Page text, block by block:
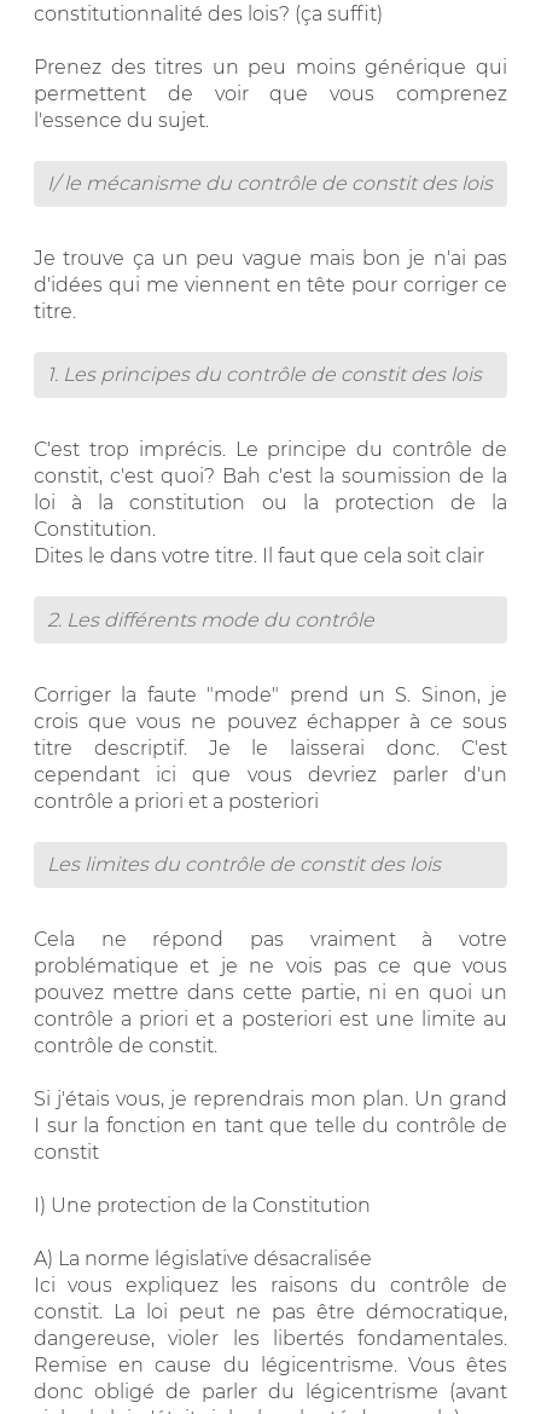
constitutionnalité des lois? (ça suffit)
Prenez des titres un peu moins générique qui
permettent de voir que vous comprenez
l'essence du sujet.
I/ le mécanisme du contrôle de constit des lois
Je trouve ça un peu vague mais bon je n'ai pas
d'idées qui me viennent en tête pour corriger ce
titre.
1. Les principes du contrôle de constit des lois
C'est trop imprécis. Le principe du contrôle de
constit, c'est quoi? Bah c'est la soumission de la
loi à la constitution ou la protection de la
Constitution.
Dites le dans votre titre. Il faut que cela soit clair
2. Les différents mode du contrôle
Corriger la faute "mode" prend un S. Sinon, je
crois que vous ne pouvez échapper à ce sous
titre descriptif. Je le laisserai donc. C'est
cependant ici que vous devriez parler d'un
contrôle a priori et a posteriori
Les limites du contrôle de constit des lois
Cela ne répond pas vraiment à votre
problématique et je ne vois pas ce que vous
pouvez mettre dans cette partie, ni en quoi un
contrôle a priori et a posteriori est une limite au
contrôle de constit.
Si j'étais vous, je reprendrais mon plan. Un grand
I sur la fonction en tant que telle du contrôle de
constit
I) Une protection de la Constitution
A) La norme législative désacralisée
Ici vous expliquez les raisons du contrôle de
constit. La loi peut ne pas être démocratique,
dangereuse, violer les libertés fondamentales.
Remise en cause du légicentrisme. Vous êtes
donc obligé de parler du légicentrisme (avant